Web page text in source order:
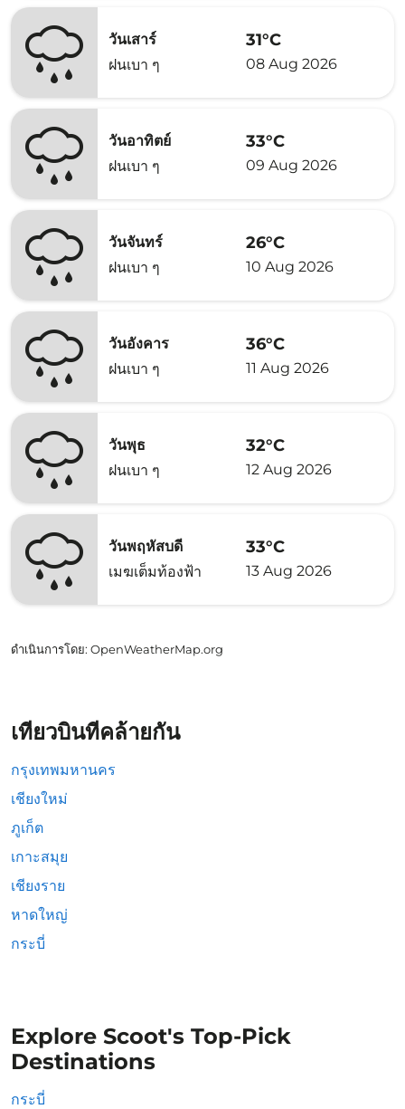
วันเสาร์
ฝนเบา ๆ
31°C
08 Aug 2026
วันอาทิตย์
ฝนเบา ๆ
33°C
09 Aug 2026
วันจันทร์
ฝนเบา ๆ
26°C
10 Aug 2026
วันอังคาร
ฝนเบา ๆ
36°C
11 Aug 2026
วันพุธ
ฝนเบา ๆ
32°C
12 Aug 2026
วันพฤหัสบดี
เมฆเต็มท้องฟ้า
33°C
13 Aug 2026
ดำเนินการโดย: OpenWeatherMap.org
เที่ยวบินที่คล้ายกัน
กรุงเทพมหานคร
เชียงใหม่
ภูเก็ต
เกาะสมุย
เชียงราย
หาดใหญ่
กระบี่
Explore Scoot's Top-Pick
Destinations
กระบี่